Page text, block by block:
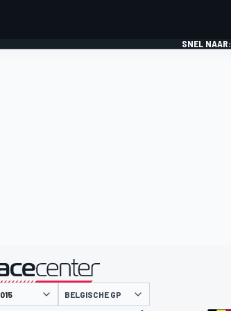
SNEL NAAR:
gepresenteerd door
BELGISCHE GP